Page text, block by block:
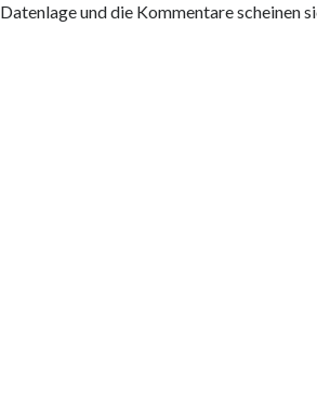
Datenlage und die Kommentare scheinen